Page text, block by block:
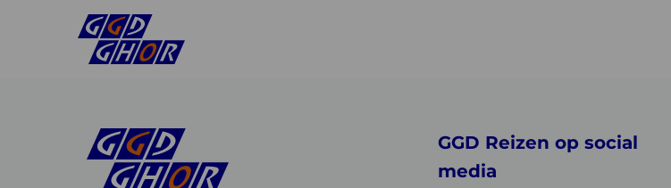
GGD Reizen op social
media